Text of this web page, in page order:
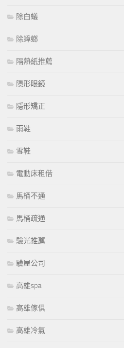
除白蟻
除蟑螂
隔熱紙推薦
隱形眼鏡
隱形矯正
雨鞋
雪鞋
電動床租借
馬桶不通
馬桶疏通
驗光推薦
驗屋公司
高雄spa
高雄傢俱
高雄冷氣